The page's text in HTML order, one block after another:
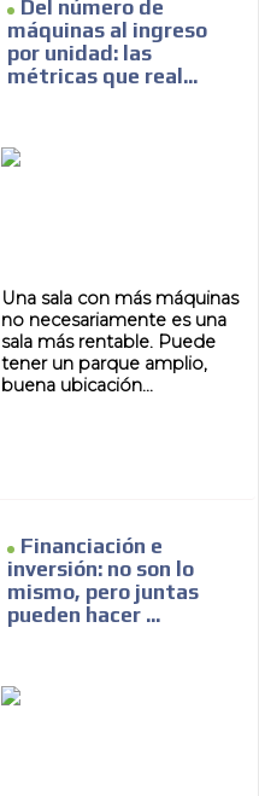
Del número de
máquinas al ingreso
por unidad: las
métricas que real...
Una sala con más máquinas
no necesariamente es una
sala más rentable. Puede
tener un parque amplio,
buena ubicación...
Financiación e
inversión: no son lo
mismo, pero juntas
pueden hacer ...